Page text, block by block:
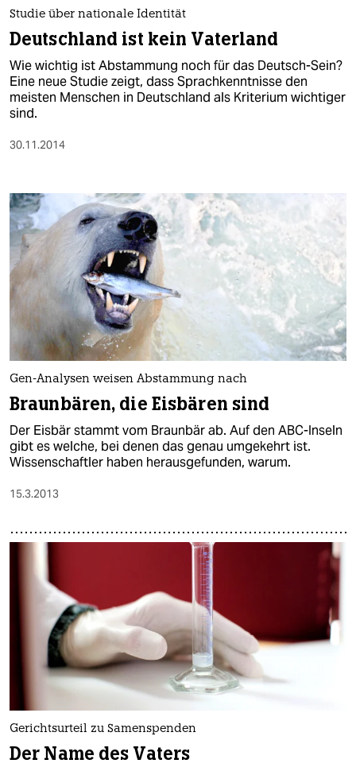
Studie über nationale Identität
Deutschland ist kein Vaterland
Wie wichtig ist Abstammung noch für das Deutsch-Sein?
Eine neue Studie zeigt, dass Sprachkenntnisse den
meisten Menschen in Deutschland als Kriterium wichtiger
sind.
30.11.2014
Gen-Analysen weisen Abstammung nach
Braunbären, die Eisbären sind
Der Eisbär stammt vom Braunbär ab. Auf den ABC-Inseln
gibt es welche, bei denen das genau umgekehrt ist.
Wissenschaftler haben herausgefunden, warum.
15.3.2013
Gerichtsurteil zu Samenspenden
Der Name des Vaters